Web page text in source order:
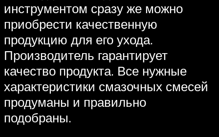
инструментом сразу же можно
приобрести качественную
продукцию для его ухода.
Производитель гарантирует
качество продукта. Все нужные
характеристики смазочных смесей
продуманы и правильно
подобраны.